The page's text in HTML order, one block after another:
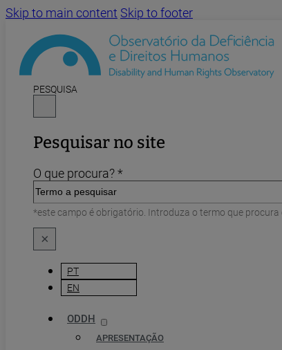
Skip to main content Skip to footer
PESQUISA
Pesquisar no site
O que procura? *
*este campo é obrigatório. Introduza o termo que procura
×
PT
EN
ODDH
APRESENTAÇÃO